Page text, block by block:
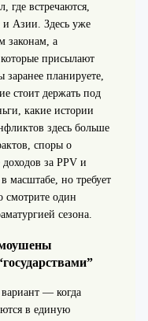
где встречаются,
Азии. Здесь уже
законам, а
присылают
планируете,
стоит держать под
какие истории
здесь больше
споры о
за PPV и
масштабе, но требует
смотрите один
сезона.
— когда
в единую